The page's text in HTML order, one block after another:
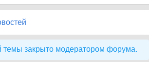
темы закрыто модератором форума.